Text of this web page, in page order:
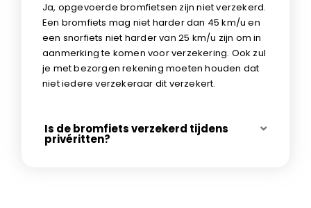
Ja, opgevoerde bromfietsen zijn niet verzekerd.
Een bromfiets mag niet harder dan 45 km/u en
een snorfiets niet harder van 25 km/u zijn om in
aanmerking te komen voor verzekering. Ook zul
je met bezorgen rekening moeten houden dat
niet iedere verzekeraar dit verzekert.
Is de bromfiets verzekerd tijdens
privéritten?